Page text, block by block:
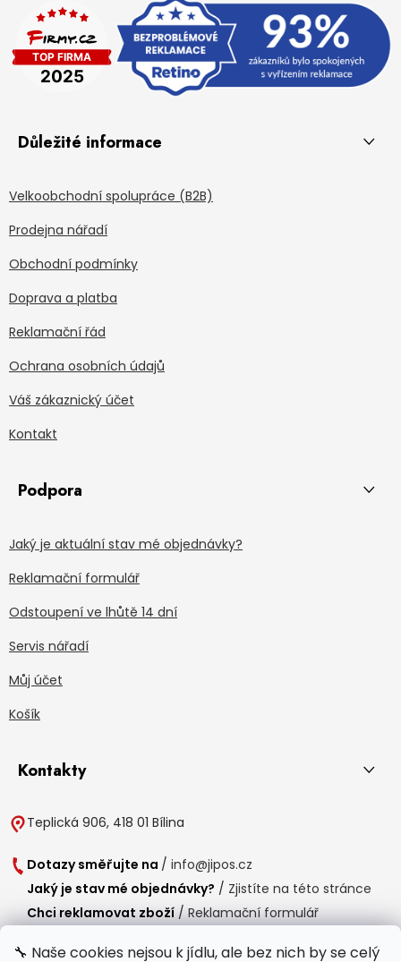
🔧 Naše cookies nejsou k jídlu, ale bez nich by se celý
Důležité informace
Velkoobchodní spolupráce (B2B)
Prodejna nářadí
Obchodní podmínky
Doprava a platba
Reklamační řád
Ochrana osobních údajů
Váš zákaznický účet
Kontakt
Podpora
Jaký je aktuální stav mé objednávky?
Reklamační formulář
Odstoupení ve lhůtě 14 dní
Servis nářadí
Můj účet
Košík
Kontakty
Teplická 906, 418 01 Bílina
Dotazy směřujte na / info@jipos.cz
Jaký je stav mé objednávky? / Zjistíte na této stránce
Chci reklamovat zboží / Reklamační formulář